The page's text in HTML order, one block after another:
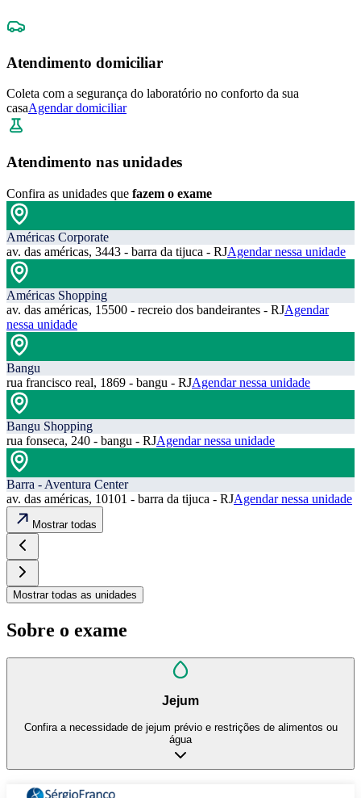
Atendimento domiciliar
Coleta com a segurança do laboratório no conforto da sua
casaAgendar domiciliar
Atendimento nas unidades
Confira as unidades que fazem o exame
Américas Corporate
av. das américas, 3443 - barra da tijuca - RJAgendar nessa unidade
Américas Shopping
av. das américas, 15500 - recreio dos bandeirantes - RJAgendar
nessa unidade
Bangu
rua francisco real, 1869 - bangu - RJAgendar nessa unidade
Bangu Shopping
rua fonseca, 240 - bangu - RJAgendar nessa unidade
Barra - Aventura Center
av. das américas, 10101 - barra da tijuca - RJAgendar nessa unidade
Mostrar todas
Mostrar todas as unidades
Sobre o exame
Jejum
Confira a necessidade de jejum prévio e restrições de alimentos ou
água